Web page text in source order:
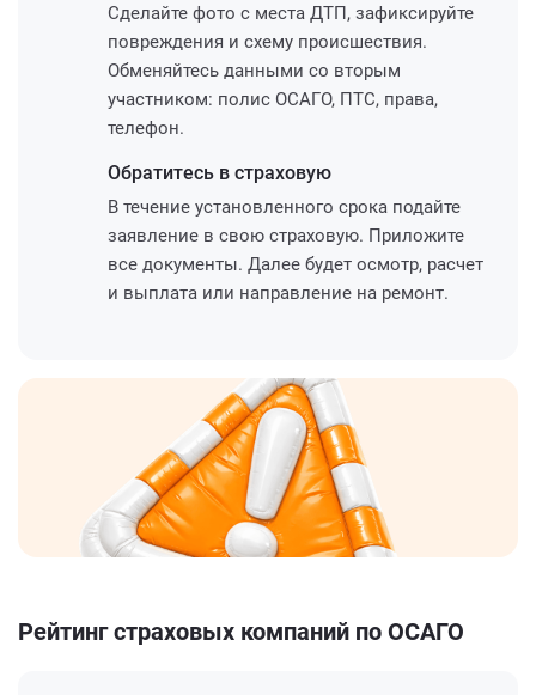
Сделайте фото с места ДТП, зафиксируйте
повреждения и схему происшествия.
Обменяйтесь данными со вторым
участником: полис ОСАГО, ПТС, права,
телефон.
Обратитесь в страховую
В течение установленного срока подайте
заявление в свою страховую. Приложите
все документы. Далее будет осмотр, расчет
и выплата или направление на ремонт.
Рейтинг страховых компаний по ОСАГО